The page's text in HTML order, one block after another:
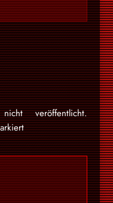
veröffentlicht.